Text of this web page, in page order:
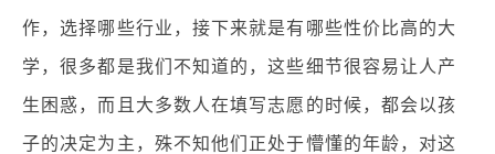
作，选择哪些行业，接下来就是有哪些性价比高的大
学，很多都是我们不知道的，这些细节很容易让人产
生困惑，而且大多数人在填写志愿的时候，都会以孩
子的决定为主，殊不知他们正处于懵懂的年龄，对这